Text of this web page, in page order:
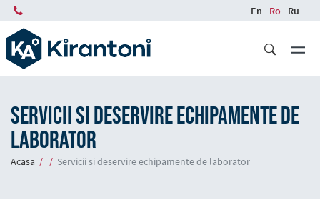
Skip
to
main
content
En Ro Ru
Servicii si deservire echipamente de
laborator
Breadcrumb
Acasa Servicii si deservire echipamente de laborator